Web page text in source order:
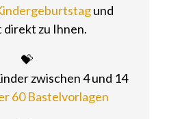
und
direkt zu Ihnen.
💝
zwischen 4 und 14
60 Bastelvorlagen